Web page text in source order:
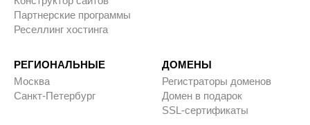
Партнерские программы
Реселлинг хостинга
РЕГИОНАЛЬНЫЕ
Москва
Санкт-Петербург
ДОМЕНЫ
Регистраторы доменов
Домен в подарок
SSL-сертификаты